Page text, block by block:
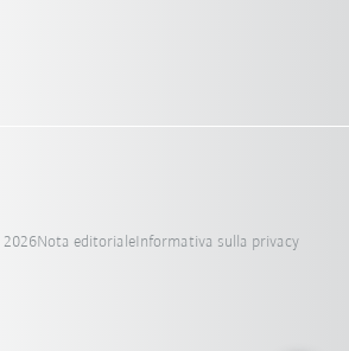
2026Nota editorialeInformativa sulla privacy